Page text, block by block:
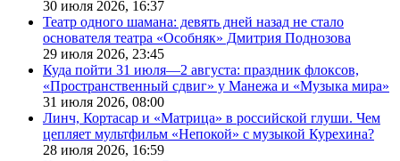
30 июля 2026, 16:37
Театр одного шамана: девять дней назад не стало
основателя театра «Особняк» Дмитрия Поднозова
29 июля 2026, 23:45
Куда пойти 31 июля—2 августа: праздник флоксов,
«Пространственный сдвиг» у Манежа и «Музыка мира»
31 июля 2026, 08:00
Линч, Кортасар и «Матрица» в российской глуши. Чем
цепляет мультфильм «Непокой» с музыкой Курехина?
28 июля 2026, 16:59